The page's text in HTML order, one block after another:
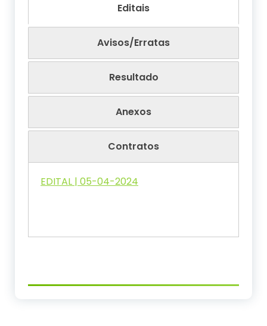
Editais
Avisos/Erratas
Resultado
Anexos
Contratos
EDITAL | 05-04-2024